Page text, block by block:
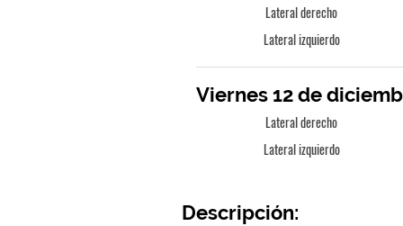
Lateral derecho
Lateral izquierdo
Viernes 12 de
Lateral derecho
Lateral izquierdo
Descripción: